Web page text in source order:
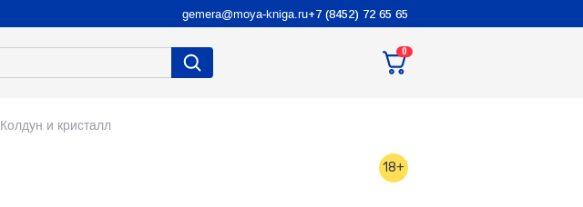
gemera@moya-kniga.ru+7 (8452) 72 65 65
0
Колдун и кристалл
18+